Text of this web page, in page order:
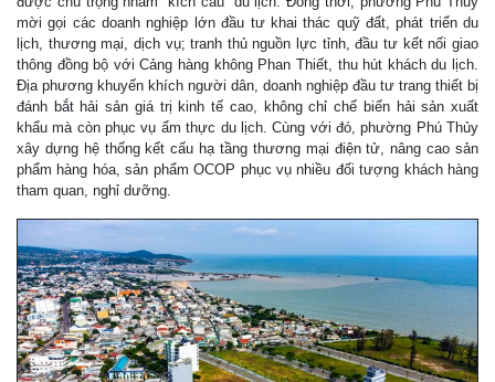
mời gọi các doanh nghiệp lớn đầu tư khai thác quỹ đất, phát triển du
lịch, thương mại, dịch vụ; tranh thủ nguồn lực tỉnh, đầu tư kết nối giao
thông đồng bộ với Cảng hàng không Phan Thiết, thu hút khách du lịch.
Địa phương khuyến khích người dân, doanh nghiệp đầu tư trang thiết bị
đánh bắt hải sản giá trị kinh tế cao, không chỉ chế biến hải sản xuất
khẩu mà còn phục vụ ẩm thực du lịch. Cùng với đó, phường Phú Thủy
xây dựng hệ thống kết cấu hạ tầng thương mại điện tử, nâng cao sản
phẩm hàng hóa, sản phẩm OCOP phục vụ nhiều đối tượng khách hàng
tham quan, nghỉ dưỡng.